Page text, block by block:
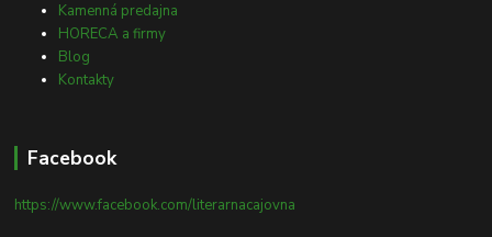
Kamenná predajna
HORECA a firmy
Blog
Kontakty
Facebook
https://www.facebook.com/literarnacajovna